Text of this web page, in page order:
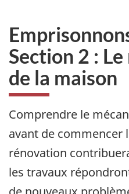
Section 2 :
de la maison
Comprendre le
avant de commencer
rénovation
les travaux